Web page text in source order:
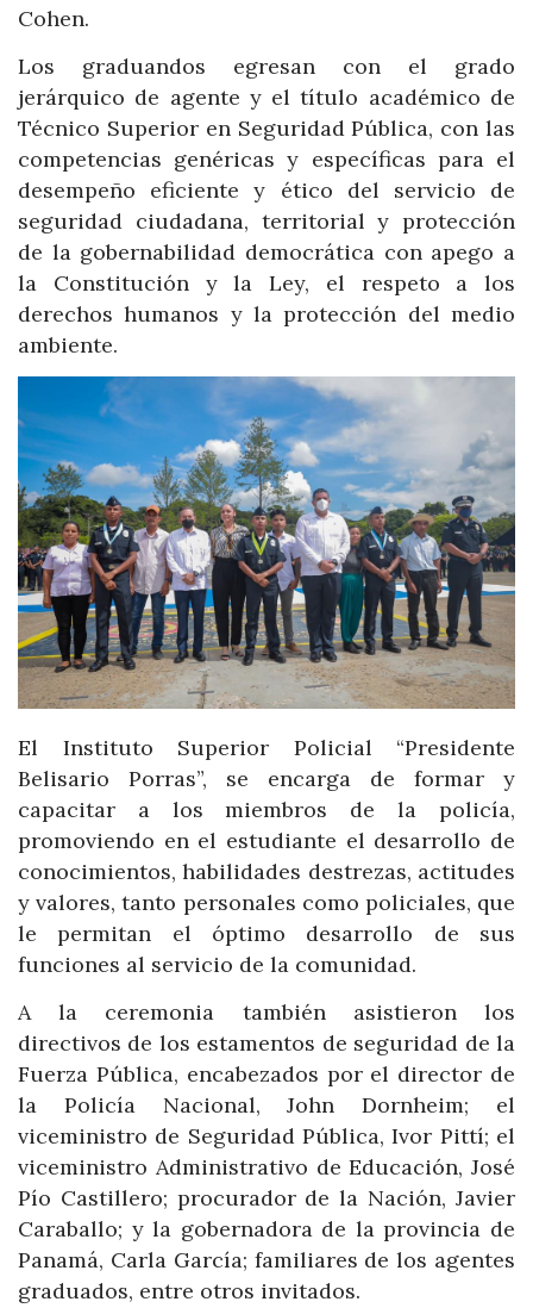
Cohen.
Los graduandos egresan con el grado
jerárquico de agente y el título académico de
Técnico Superior en Seguridad Pública, con las
competencias genéricas y específicas para el
desempeño eficiente y ético del servicio de
seguridad ciudadana, territorial y protección
de la gobernabilidad democrática con apego a
la Constitución y la Ley, el respeto a los
derechos humanos y la protección del medio
ambiente.
El Instituto Superior Policial “Presidente
Belisario Porras”, se encarga de formar y
capacitar a los miembros de la policía,
promoviendo en el estudiante el desarrollo de
conocimientos, habilidades destrezas, actitudes
y valores, tanto personales como policiales, que
le permitan el óptimo desarrollo de sus
funciones al servicio de la comunidad.
A la ceremonia también asistieron los
directivos de los estamentos de seguridad de la
Fuerza Pública, encabezados por el director de
la Policía Nacional, John Dornheim; el
viceministro de Seguridad Pública, Ivor Pittí; el
viceministro Administrativo de Educación, José
Pío Castillero; procurador de la Nación, Javier
Caraballo; y la gobernadora de la provincia de
Panamá, Carla García; familiares de los agentes
graduados, entre otros invitados.